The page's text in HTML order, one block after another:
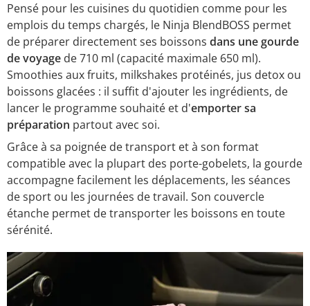
Pensé pour les cuisines du quotidien comme pour les
emplois du temps chargés, le Ninja BlendBOSS permet
de préparer directement ses boissons dans une gourde
de voyage de 710 ml (capacité maximale 650 ml).
Smoothies aux fruits, milkshakes protéinés, jus detox ou
boissons glacées : il suffit d'ajouter les ingrédients, de
lancer le programme souhaité et d'emporter sa
préparation partout avec soi.
Grâce à sa poignée de transport et à son format
compatible avec la plupart des porte-gobelets, la gourde
accompagne facilement les déplacements, les séances
de sport ou les journées de travail. Son couvercle
étanche permet de transporter les boissons en toute
sérénité.